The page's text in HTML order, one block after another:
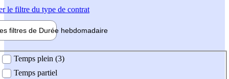
le filtre du type de contrat
filtres de Durée hebdomadaire
Temps plein (3)
Temps partiel